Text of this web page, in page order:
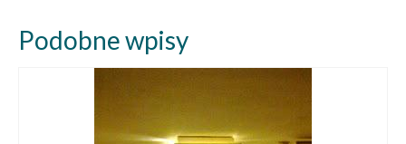
Podobne wpisy